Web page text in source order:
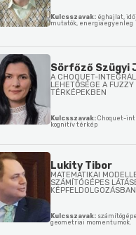
Kulcsszavak:éghajlat,
mutatók, energiaegyenleg
Sörfőző Szügyi
A CHOQUET-
LEHETŐSÉGE A
TÉRKÉPEKBEN
Kulcsszavak:Choquet-
kognitív térkép
Lukity Tibor
MATEMATIKAI
SZÁMÍTÓGÉPES
KÉPFELDOLGOZÁSBAN
Kulcsszavak:
geometriai momentumok.